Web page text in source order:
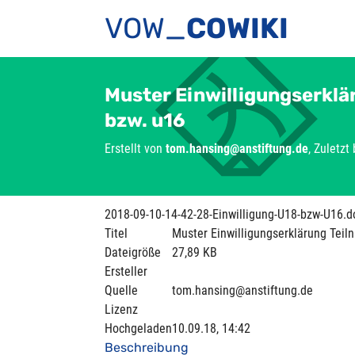
VOW_COWIKI
Muster
bzw. u16
Erstellt von tom.hansing@anstiftung.de, Zuletzt
2018-09-10-14-42-28-Einwilligung-U18-bzw-
Titel
Muster Einwilligungserklärung
Dateigröße
27,89 KB
Ersteller
Quelle
tom.hansing@anstiftung.de
Lizenz
Hochgeladen10.09.18, 14:42
Beschreibung